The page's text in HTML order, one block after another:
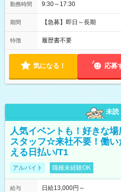
勤務時間 9:30～17:30
期間 【急募】即日～長期
特徴 履歴書不要
気になる！ 応募
未読
人気イベントも！好きな
スタッフ☆来社不要！働い
える日払い/T1
アルバイト 職種未経験OK
給与
日給13,000円～